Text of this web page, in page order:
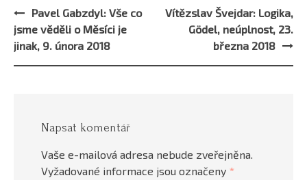
Post
navigation
Pavel Gabzdyl: Vše co
jsme věděli o Měsíci je
jinak, 9. února 2018
Vítězslav Švejdar: Logika,
Gödel, neúplnost, 23.
března 2018
Napsat komentář
Vaše e-mailová adresa nebude zveřejněna.
Vyžadované informace jsou označeny *